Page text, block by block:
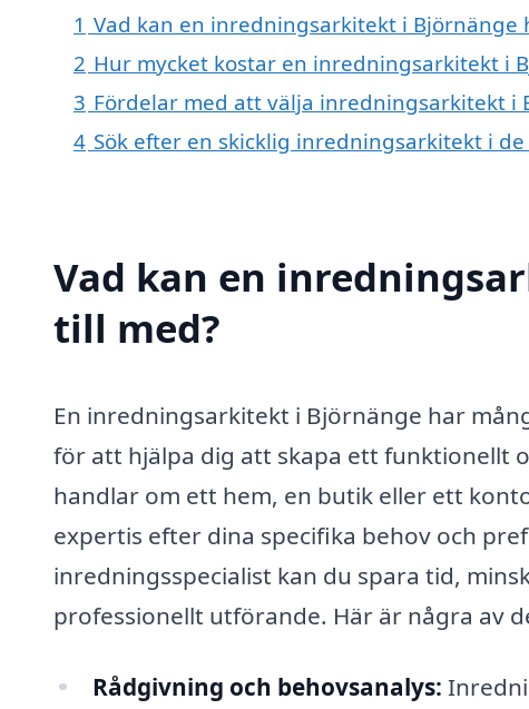
1 Vad kan en inredningsarkitekt i Björnänge
2 Hur mycket kostar en inredningsarkitekt i
3 Fördelar med att välja inredningsarkitekt i
4 Sök efter en skicklig inredningsarkitekt i
Vad kan en
till med?
En inredningsarkitekt i Björnänge har
för att hjälpa dig att skapa ett funktionellt
handlar om ett hem, en butik eller ett
expertis efter dina specifika behov och
inredningsspecialist kan du spara tid,
professionellt utförande. Här är några av
Rådgivning och behovsanalys: